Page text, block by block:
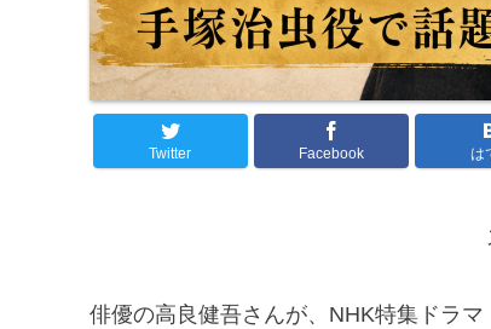
Twitter Facebook は
俳優の高良健吾さんが、NHK特集ドラ